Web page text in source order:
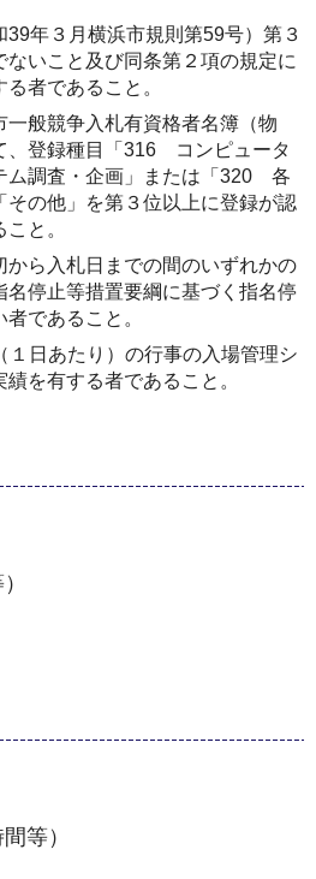
年３月横浜市規則第59号）第３
いこと及び同条第２項の規定に
者であること。
一般競争入札有資格者名簿（物
、登録種目「316 コンピュータ
ム調査・企画」または「320 各
その他」を第３位以上に登録が認
と。
から入札日までの間のいずれかの
名停止等措置要綱に基づく指名停
であること。
１日あたり）の行事の入場管理シ
を有する者であること。
等）